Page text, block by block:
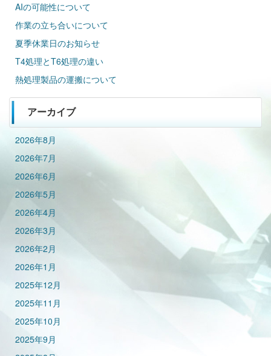
AIの可能性について
作業の立ち合いについて
夏季休業日のお知らせ
T4処理とT6処理の違い
熱処理製品の運搬について
アーカイブ
2026年8月
2026年7月
2026年6月
2026年5月
2026年4月
2026年3月
2026年2月
2026年1月
2025年12月
2025年11月
2025年10月
2025年9月